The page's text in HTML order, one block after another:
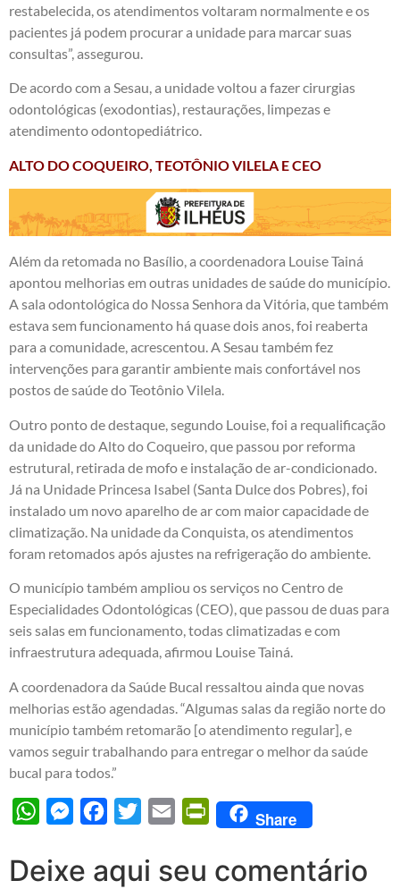
restabelecida, os atendimentos voltaram normalmente e os
pacientes já podem procurar a unidade para marcar suas
consultas”, assegurou.
De acordo com a Sesau, a unidade voltou a fazer cirurgias
odontológicas (exodontias), restaurações, limpezas e
atendimento odontopediátrico.
ALTO DO COQUEIRO, TEOTÔNIO VILELA E CEO
Além da retomada no Basílio, a coordenadora Louise Tainá
apontou melhorias em outras unidades de saúde do município.
A sala odontológica do Nossa Senhora da Vitória, que também
estava sem funcionamento há quase dois anos, foi reaberta
para a comunidade, acrescentou. A Sesau também fez
intervenções para garantir ambiente mais confortável nos
postos de saúde do Teotônio Vilela.
Outro ponto de destaque, segundo Louise, foi a requalificação
da unidade do Alto do Coqueiro, que passou por reforma
estrutural, retirada de mofo e instalação de ar-condicionado.
Já na Unidade Princesa Isabel (Santa Dulce dos Pobres), foi
instalado um novo aparelho de ar com maior capacidade de
climatização. Na unidade da Conquista, os atendimentos
foram retomados após ajustes na refrigeração do ambiente.
O município também ampliou os serviços no Centro de
Especialidades Odontológicas (CEO), que passou de duas para
seis salas em funcionamento, todas climatizadas e com
infraestrutura adequada, afirmou Louise Tainá.
A coordenadora da Saúde Bucal ressaltou ainda que novas
melhorias estão agendadas. “Algumas salas da região norte do
município também retomarão [o atendimento regular], e
vamos seguir trabalhando para entregar o melhor da saúde
bucal para todos.”
WhatsAppMessengerFacebook
Twitter Email PrintFriendly
Share
Deixe aqui seu comentário